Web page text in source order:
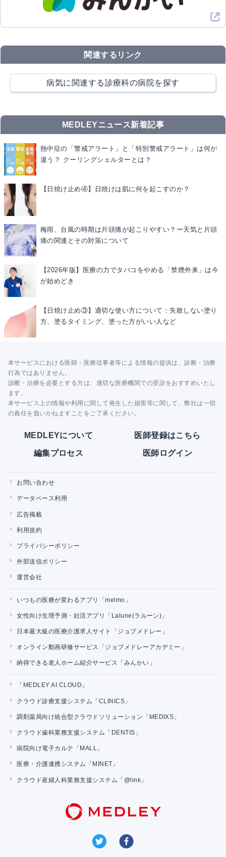
関連するリンク
病気に関連する診療科の病院を探す
MEDLEYニュース新着記事
熱中症の「警戒アラート」と「特別警戒アラート」は何が
違う？ クーリングシェルターとは？
【日焼け止め④】日焼けは肌に何を起こすのか？
梅雨、台風の時期は片頭痛が起こりやすい？ー天気と片頭
痛の関連とその対策について
【2026年版】医療の力でタバコをやめる「禁煙外来」は今
が始めどき
【日焼け止め③】適切な使い方について：失敗しない塗り
方、塗るタイミング、塗った方がいい人など
本サービスにおける医師・医療従事者等による情報の提供は、診断・治療
行為ではありません。
診断・治療を必要とする方は、適切な医療機関での受診をおすすめいたし
ます。
本サービス上の情報や利用に関して発生した損害等に関して、弊社は一切
の責任を負いかねますことをご了承ください。
MEDLEYについて 医師登録はこちら
編集プロセス 医師ログイン
お問い合わせ
データベース利用
広告掲載
利用規約
プライバシーポリシー
外部送信ポリシー
運営会社
いつもの医療が変わるアプリ「melmo」
女性向け生理予測・妊活アプリ「Lalune(ラルーン)」
日本最大級の医療介護求人サイト「ジョブメドレー」
オンライン動画研修サービス「ジョブメドレーアカデミー」
納得できる老人ホーム紹介サービス「みんかい」
「MEDLEY AI CLOUD」
クラウド診療支援システム「CLINICS」
調剤薬局向け統合型クラウドソリューション「MEDIXS」
クラウド歯科業務支援システム「DENTIS」
病院向け電子カルテ「MALL」
医療・介護連携システム「MINET」
クラウド産婦人科業務支援システム「@link」